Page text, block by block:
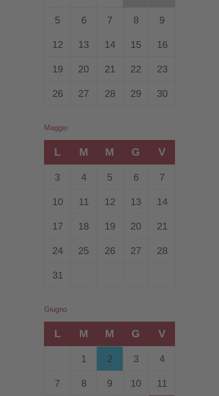
5 6 7 8 9
12 13 14 15 16
19 20 21 22 23
26 27 28 29 30
Maggio
L M M G V
3 4 5 6 7
10 11 12 13 14
17 18 19 20 21
24 25 26 27 28
31
Giugno
L M M G V
1 2 3 4
7 8 9 10 11